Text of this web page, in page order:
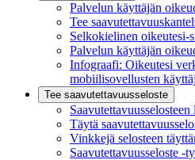
Palvelun käyttäjän
Tee
Selkokielinen oikeutesi-
Palvelun käyttäjän
Infograafi: Oikeutesi
mobiilisovellusten
Tee saavutettavuusseloste
Saavutettavuus­selosteen
Täytä
Vinkkejä selosteen
Saavutettavuusseloste -